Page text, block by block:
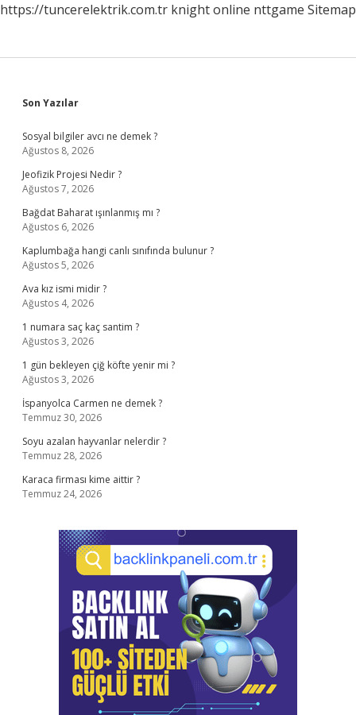
https://tuncerelektrik.com.tr knight online nttgame Sitemap
Sidebar
Son Yazılar
Sosyal bilgiler avcı ne demek ?
Ağustos 8, 2026
Jeofizik Projesi Nedir ?
Ağustos 7, 2026
Bağdat Baharat ışınlanmış mı ?
Ağustos 6, 2026
Kaplumbağa hangi canlı sınıfında bulunur ?
Ağustos 5, 2026
Ava kız ismi midir ?
Ağustos 4, 2026
1 numara saç kaç santim ?
Ağustos 3, 2026
1 gün bekleyen çiğ köfte yenir mi ?
Ağustos 3, 2026
İspanyolca Carmen ne demek ?
Temmuz 30, 2026
Soyu azalan hayvanlar nelerdir ?
Temmuz 28, 2026
Karaca firması kime aittir ?
Temmuz 24, 2026